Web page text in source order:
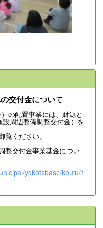
交付金について
の配置事業には、財源と
周辺整備調整交付金）を
ください。
交付金事業基金につい
yokotabase/koufu/1